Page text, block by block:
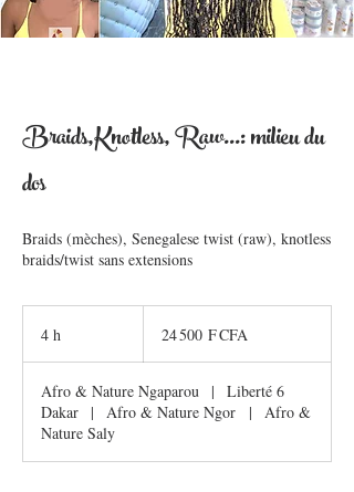
Braids,Knotless, Raw...: milieu du
dos
Braids (mèches), Senegalese twist (raw), knotless
braids/twist sans extensions
4 h
CFA24 500 F CFA
Afro & Nature Ngaparou |
Liberté 6
Dakar
| Afro & Nature Ngor |
Afro &
Nature Saly